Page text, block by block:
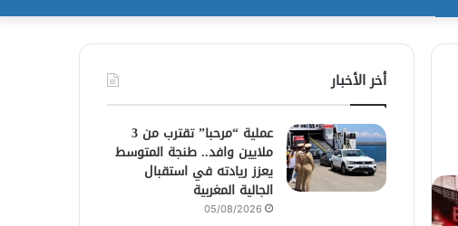
أخر الأخبار
عملية “مرحبا” تقترب من 3
ملايين وافد.. طنجة المتوسط
يعزز ريادته في استقبال
الجالية المغربية
05/08/2026